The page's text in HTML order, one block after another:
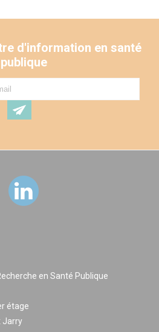
d'information en santé
publique
en Santé Publique
étage
Jarry